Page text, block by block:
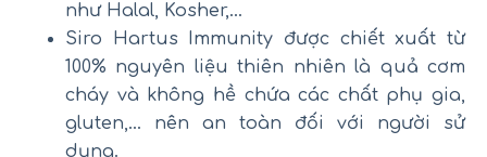
như Halal, Kosher,…
Siro Hartus Immunity được chiết xuất từ
100% nguyên liệu thiên nhiên là quả cơm
cháy và không hề chứa các chất phụ gia,
gluten,… nên an toàn đối với người sử
dụng.